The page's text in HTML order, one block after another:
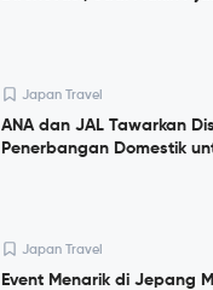
Japan Travel
ANA dan JAL Tawarkan
Penerbangan Domestik
Japan Travel
Event Menarik di Jepang